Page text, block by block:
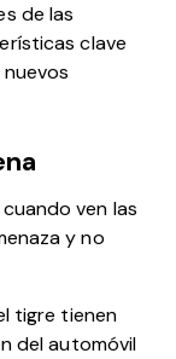
de las
clave
ven las
y no
tigre tienen
del automóvil